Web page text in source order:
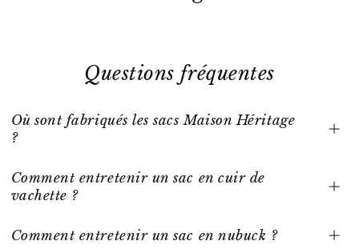
Questions fréquentes
Où sont fabriqués les sacs Maison Héritage
?
Comment entretenir un sac en cuir de
vachette ?
Comment entretenir un sac en nubuck ?